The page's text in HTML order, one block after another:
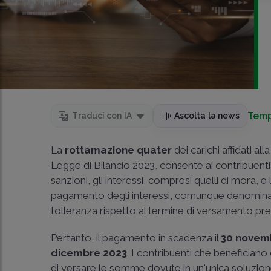
Traduci con IA Ascolta la news
La rottamazione quater dei carichi affidati
Legge di Bilancio 2023, consente ai
sanzioni, gli interessi, compresi quelli di mora,
pagamento degli interessi, comunque
tolleranza rispetto al termine di versamento
Pertanto, il pagamento in scadenza il 30
dicembre 2023. I contribuenti che
di versare le somme dovute in un'unica